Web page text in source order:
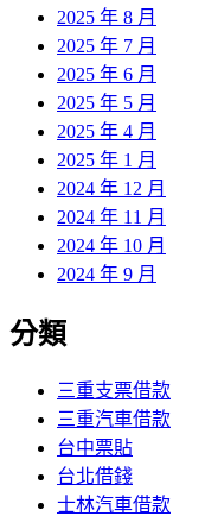
2025 年 8 月
2025 年 7 月
2025 年 6 月
2025 年 5 月
2025 年 4 月
2025 年 1 月
2024 年 12 月
2024 年 11 月
2024 年 10 月
2024 年 9 月
分類
三重支票借款
三重汽車借款
台中票貼
台北借錢
士林汽車借款